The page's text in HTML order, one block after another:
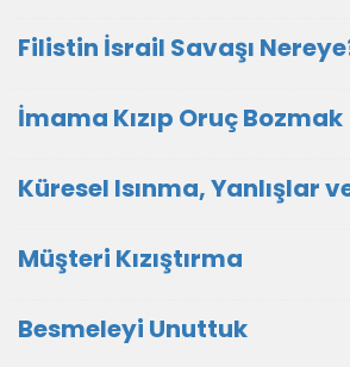
Filistin İsrail Savaşı
İmama Kızıp Oruç Bozmak
Küresel Isınma, Yanlışlar
Müşteri Kızıştırma
Besmeleyi Unuttuk